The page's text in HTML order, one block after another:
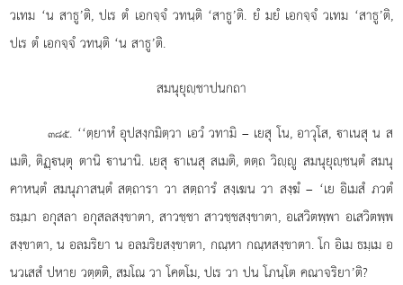
วเทม ‘น สาธู’ติ, ปเร ตํ เอกจฺจํ วทนฺติ ‘สาธู’ติ. ยํ มยํ เอกจฺจํ วเทม ‘สาธู’ติ,
ปเร ตํ เอกจฺจํ วทนฺติ ‘น สาธู’ติ.
สมนุยุฺชาปนกถา
๓๘๕. ‘‘ตฺยาหํ อุปสงฺกมิตฺวา เอวํ วทามิ – เยสุ โน, อาวุโส, าเนสุ น ส
เมติ, ติฏฺนฺตุ ตานิ านานิ. เยสุ าเนสุ สเมติ, ตตฺถ วิฺู สมนุยุฺชนฺตํ สมนุ
คาหนฺตํ สมนุภาสนฺตํ สตฺถารา วา สตฺถารํ สงฺเฆน วา สงฺฆํ – ‘เย อิเมสํ ภวตํ
ธมฺมา อกุสลา อกุสลสงฺขาตา, สาวชฺชา สาวชฺชสงฺขาตา, อเสวิตพฺพา อเสวิตพฺพ
สงฺขาตา, น อลมริยา น อลมริยสงฺขาตา, กณฺหา กณฺหสงฺขาตา. โก อิเม ธมฺเม อ
นวเสสํ ปหาย วตฺตติ, สมโณ วา โคตโม, ปเร วา ปน โภนฺโต คณาจริยา’ติ?